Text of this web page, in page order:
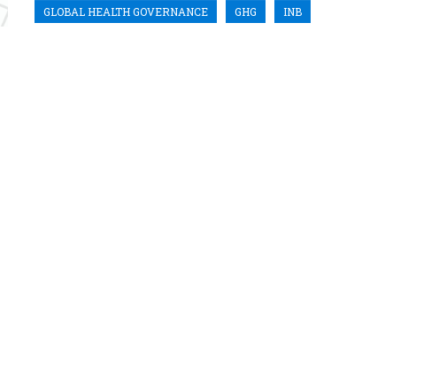
GLOBAL HEALTH GOVERNANCE GHG INB